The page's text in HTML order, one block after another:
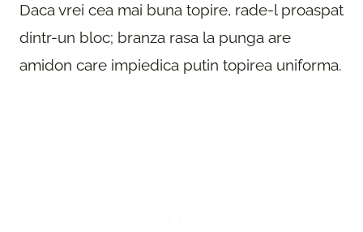
Daca vrei cea mai buna topire, rade-l proaspat
dintr-un bloc; branza rasa la punga are
amidon care impiedica putin topirea uniforma.